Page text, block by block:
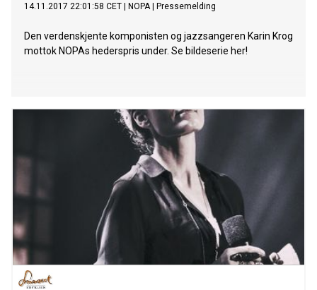
14.11.2017 22:01:58 CET NOPA| Pressemelding
Den verdenskjente komponisten og jazzsangeren Karin Krog
mottok NOPAs hederspris under. Se bildeserie her!